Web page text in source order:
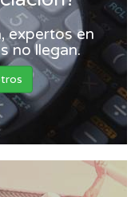
expertos en
no llegan.